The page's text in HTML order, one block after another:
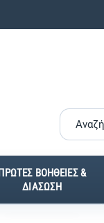
ΒΟΗΘΕΙΕΣ &
ΔΙΑΣΩΣΗ